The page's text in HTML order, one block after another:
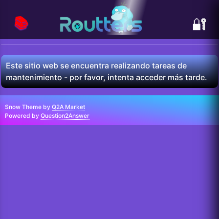
🔐
📚
Este sitio web se encuentra realizando tareas de
mantenimiento - por favor, intenta acceder más tarde.
Snow Theme by Q2A Market
Powered by Question2Answer